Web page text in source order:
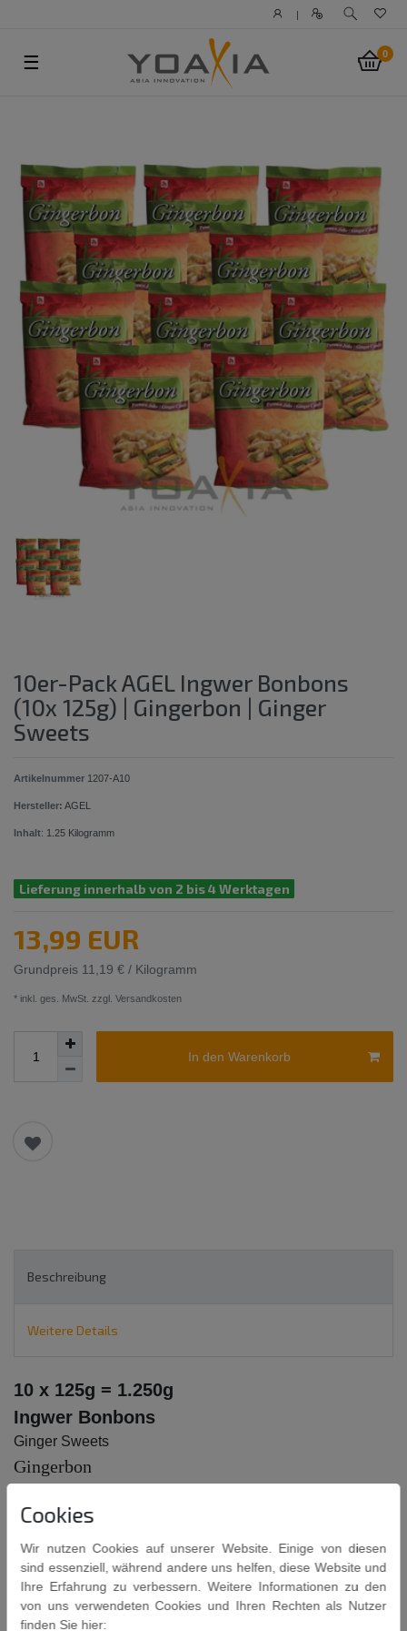
|
0
☰
10er-Pack AGEL Ingwer Bonbons
(10x 125g) | Gingerbon | Ginger
Sweets
Artikelnummer 1207-A10
Hersteller: AGEL
Inhalt: 1.25 Kilogramm
Lieferung innerhalb von 2 bis 4 Werktagen
13,99 EUR
Grundpreis 11,19 € / Kilogramm
* inkl. ges. MwSt. zzgl. Versandkosten
In den Warenkorb
Beschreibung
Weitere Details
10 x 125g = 1.250g
Ingwer Bonbons
Ginger Sweets
Gingerbon
Zutaten: Zucker, Tapiokstärke, Ingwer, (10,5%), gehärtetes
Cookies
Wir nutzen Cookies auf unserer Website. Einige von diesen
sind essenziell, während andere uns helfen, diese Website und
Ihre Erfahrung zu verbessern. Weitere Informationen zu den
von uns verwendeten Cookies und Ihren Rechten als Nutzer
finden Sie hier: